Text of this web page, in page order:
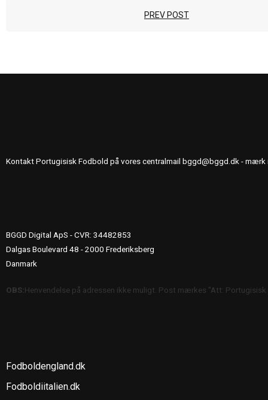
PREV POST
Kontakt Portugisisk Fodbold på vores centralmail bggd@bggd.dk - mærk
BGGD Digital ApS - CVR: 34482853
Dalgas Boulevard 48 - 2000 Frederiksberg
Danmark
OBS:Henvendelse på adressen ikke muligt. Post mærkes "Att:
Fodboldengland.dk
Fodboldiitalien.dk